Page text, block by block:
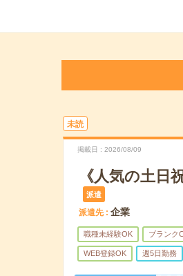
未読
掲載日 2026/08/09
《人気の土日
派遣
派遣先 企業
職種未経験OK ブランク
WEB登録OK 週5日勤務